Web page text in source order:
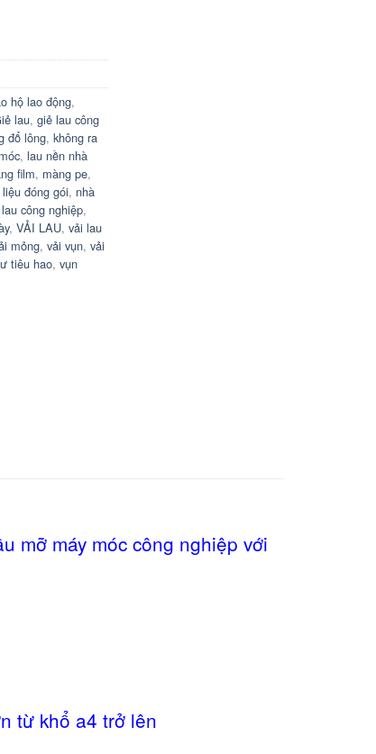
hộ lao động,
lau, giẻ lau công
đổ lông, không ra
, lau nền nhà
film, màng pe,
đóng gói, nhà
công nghiệp,
, VẢI LAU, vải lau
mỏng, vải vụn, vải
tiêu hao, vụn
mỡ máy móc công nghiệp với
từ khổ a4 trở lên